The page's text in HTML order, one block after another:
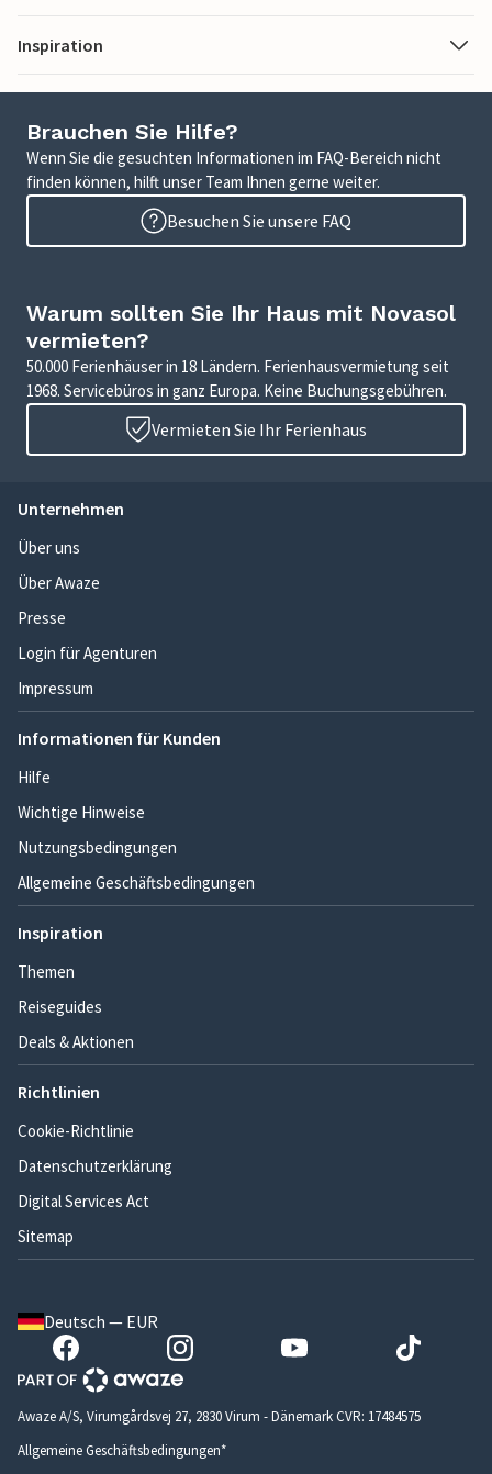
Inspiration
Brauchen Sie Hilfe?
Wenn Sie die gesuchten Informationen im FAQ-Bereich nicht
finden können, hilft unser Team Ihnen gerne weiter.
Besuchen Sie unsere FAQ
Warum sollten Sie Ihr Haus mit Novasol
vermieten?
50.000 Ferienhäuser in 18 Ländern. Ferienhausvermietung seit
1968. Servicebüros in ganz Europa. Keine Buchungsgebühren.
Vermieten Sie Ihr Ferienhaus
Unternehmen
Über uns
Über Awaze
Presse
Login für Agenturen
Impressum
Informationen für Kunden
Hilfe
Wichtige Hinweise
Nutzungsbedingungen
Allgemeine Geschäftsbedingungen
Inspiration
Themen
Reiseguides
Deals & Aktionen
Richtlinien
Cookie-Richtlinie
Datenschutzerklärung
Digital Services Act
Sitemap
Deutsch — EUR
Awaze A/S, Virumgårdsvej 27, 2830 Virum - Dänemark CVR: 17484575
Allgemeine Geschäftsbedingungen*